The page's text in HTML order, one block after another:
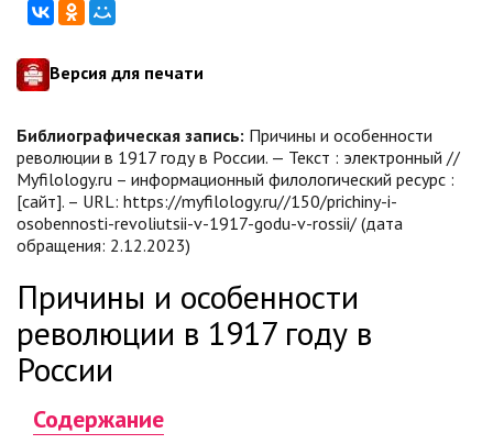
Версия для печати
Библиографическая запись: Причины и особенности
революции в 1917 году в России. — Текст : электронный //
Myfilology.ru – информационный филологический ресурс :
[сайт]. – URL: https://myfilology.ru//150/prichiny-i-
osobennosti-revoliutsii-v-1917-godu-v-rossii/ (дата
обращения: 2.12.2023)
Причины и особенности
революции в 1917 году в
России
Содержание